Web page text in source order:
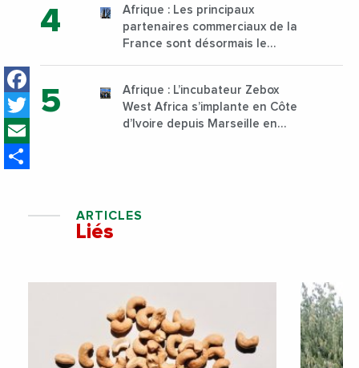
Facebook
Twitter
sur son campus de Karen à
Nairobi dès janvier 2023
Afrique : Les principaux
partenaires commerciaux de la
France sont désormais le
Afrique : L’incubateur Zebox
West Africa s’implante en Côte
d’Ivoire depuis Marseille en
ARTICLES
Liés